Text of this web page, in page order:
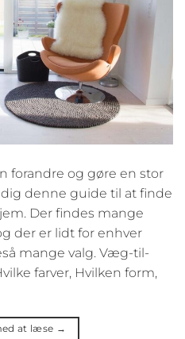
forandre og gøre en stor
denne guide til at finde
Der findes mange
der er lidt for enhver
mange valg. Væg-til-
farver, Hvilken form,
at læse →